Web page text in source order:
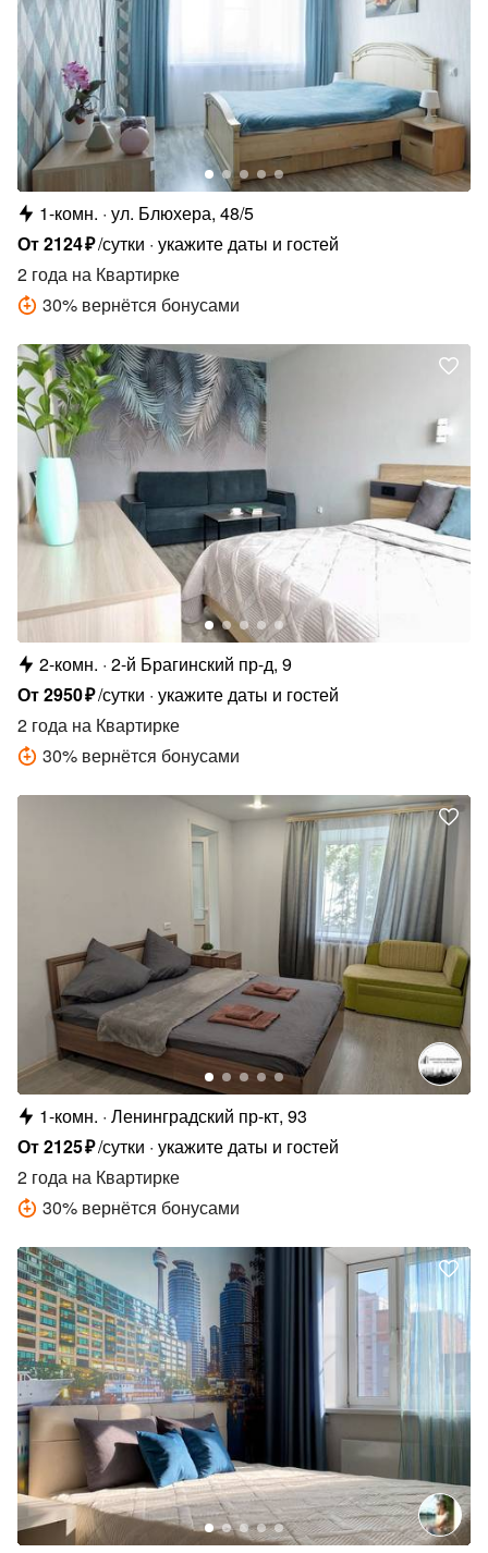
1-комн. ул. Блюхера, 48/5
От2124₽/сутки укажите даты и гостей
2 года на Квартирке
30% вернётся бонусами
2-комн. 2-й Брагинский пр-д, 9
От2950₽/сутки укажите даты и гостей
2 года на Квартирке
30% вернётся бонусами
1-комн. Ленинградский пр-кт, 93
От2125₽/сутки укажите даты и гостей
2 года на Квартирке
30% вернётся бонусами